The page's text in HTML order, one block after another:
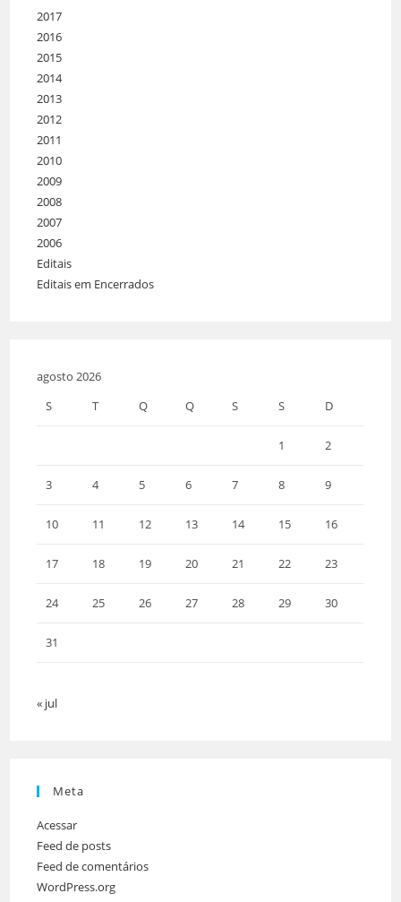
2017
2016
2015
2014
2013
2012
2011
2010
2009
2008
2007
2006
Editais
Editais em Encerrados
agosto 2026
S
T Q Q S S D
1 2
3 4 5 6 7 8 9
10 11 12 13 14 15 16
17 18 19 20 21 22 23
24 25 26 27 28 29 30
31
« jul
Meta
Acessar
Feed de posts
Feed de comentários
WordPress.org